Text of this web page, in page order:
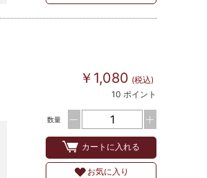
￥1,080 (税込)
10 ポイント
数量
カートに入れる
お気に入り